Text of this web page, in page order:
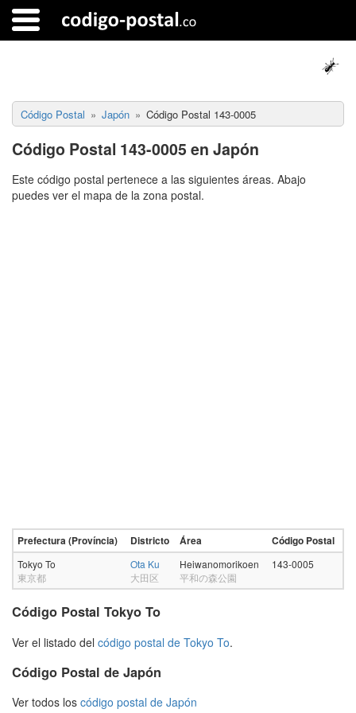
Código Postal Japón Código Postal 143-0005
Código Postal 143-0005 en Japón
Este código postal pertenece a las siguientes áreas. Abajo
puedes ver el mapa de la zona postal.
Prefectura (Província) Districto Área Código Postal
Tokyo To
東京都
Ota Ku
大田区
Heiwanomorikoen
平和の森公園
143-0005
Código Postal Tokyo To
Ver el listado del código postal de Tokyo To.
Código Postal de Japón
Ver todos los código postal de Japón